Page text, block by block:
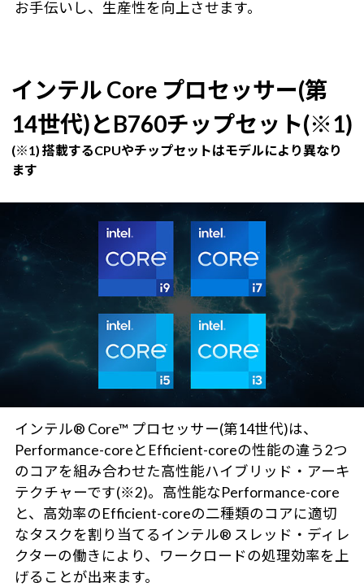
お手伝いし、生産性を向上させます。
インテル Core プロセッサー(第
14世代)とB760チップセット(※1)
(※1) 搭載するCPUやチップセットはモデルにより異なり
ます
インテル® Core™ プロセッサー(第14世代)は、
Performance-coreとEfficient-coreの性能の違う2つ
のコアを組み合わせた高性能ハイブリッド・アーキ
テクチャーです(※2)。高性能なPerformance-core
と、高効率のEfficient-coreの二種類のコアに適切
なタスクを割り当てるインテル® スレッド・ディレ
クターの働きにより、ワークロードの処理効率を上
げることが出来ます。